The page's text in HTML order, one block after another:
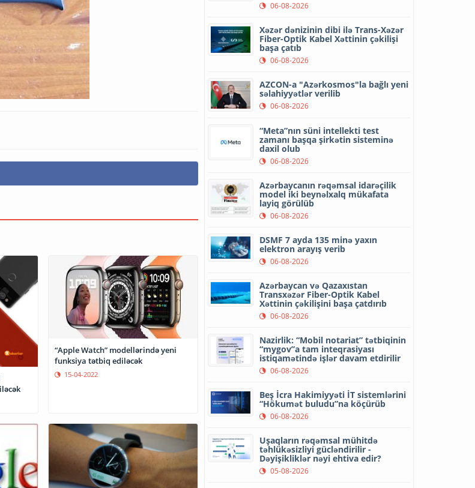
“Apple Watch” modellərində yeni
funksiya tətbiq ediləcək
15-04-2022
06-08-2026
Xəzər dənizinin dibi ilə Trans-Xəzər
Fiber-Optik Kabel Xəttinin çəkilişi
başa çatıb
06-08-2026
AZCON-a "Azərkosmos"la bağlı yeni
səlahiyyətlər verilib
06-08-2026
“Meta”nın süni intellekti test
zamanı başqa şirkətin sisteminə
daxil olub
06-08-2026
Azərbaycanın rəqəmsal idarəçilik
model iki beynəlxalq mükafata
layiq görülüb
06-08-2026
DSMF 7 ayda 135 minə yaxın
elektron arayış verib
06-08-2026
Azərbaycan və Qazaxıstan
Transxəzər Fiber-Optik Kabel
Xəttinin çəkilişini başa çatdırıb
06-08-2026
Nazirlik: “Mobil notariat” tətbiqinin
“mygov”a tam inteqrasiyası
istiqamətində işlər davam etdirilir
06-08-2026
Beş İcra Hakimiyyəti İT sistemlərini
“Hökumət buludu”na köçürüb
06-08-2026
Uşaqların rəqəmsal mühitdə
təhlükəsizliyi gücləndirilir -
Dəyişikliklər nəyi ehtiva edir?
05-08-2026